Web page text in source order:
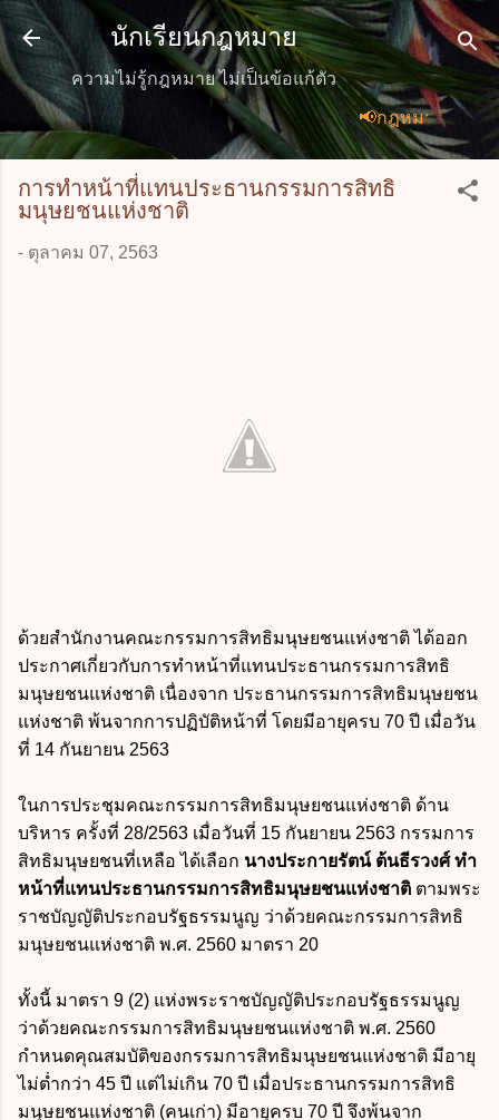
ข้ามไปที่เนื้อหาหลัก
นักเรียนกฎหมาย
ความไม่รู้กฎหมาย ไม่เป็นข้อแก้ตัว
📢กฎหมายใหม่ กรกฎ
การทำหน้าที่แทนประธานกรรมการสิทธิ
มนุษยชนแห่งชาติ
- ตุลาคม 07, 2563
ด้วยสำนักงานคณะกรรมการสิทธิมนุษยชนแห่งชาติ ได้ออก
ประกาศเกี่ยวกับการทำหน้าที่แทนประธานกรรมการสิทธิ
มนุษยชนแห่งชาติ เนื่องจาก ประธานกรรมการสิทธิมนุษยชน
แห่งชาติ พ้นจากการปฏิบัติหน้าที่ โดยมีอายุครบ 70 ปี เมื่อวัน
ที่ 14 กันยายน 2563
ในการประชุมคณะกรรมการสิทธิมนุษยชนแห่งชาติ ด้าน
บริหาร ครั้งที่ 28/2563 เมื่อวันที่ 15 กันยายน 2563 กรรมการ
สิทธิมนุษยชนที่เหลือ ได้เลือก นางประกายรัตน์ ต้นธีรวงศ์ ทำ
หน้าที่แทนประธานกรรมการสิทธิมนุษยชนแห่งชาติ ตามพระ
ราชบัญญัติประกอบรัฐธรรมนูญ ว่าด้วยคณะกรรมการสิทธิ
มนุษยชนแห่งชาติ พ.ศ. 2560 มาตรา 20
ทั้งนี้ มาตรา 9 (2) แห่งพระราชบัญญัติประกอบรัฐธรรมนูญ
ว่าด้วยคณะกรรมการสิทธิมนุษยชนแห่งชาติ พ.ศ. 2560
กำหนดคุณสมบัติของกรรมการสิทธิมนุษยชนแห่งชาติ มีอายุ
ไม่ต่ำกว่า 45 ปี แต่ไม่เกิน 70 ปี เมื่อประธานกรรมการสิทธิ
มนุษยชนแห่งชาติ (คนเก่า) มีอายุครบ 70 ปี จึงพ้นจาก